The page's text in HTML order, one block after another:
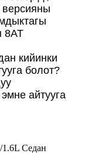
8AT
кийинки
болот?
айтууга